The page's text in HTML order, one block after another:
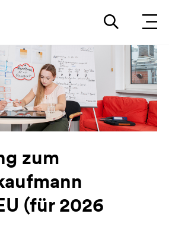
zum
(für 2026